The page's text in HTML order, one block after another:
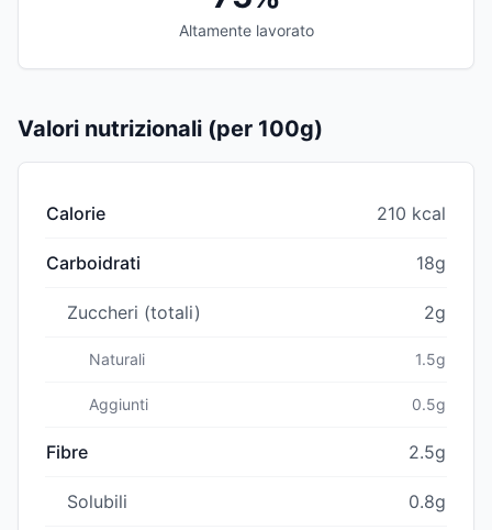
Altamente lavorato
Valori nutrizionali (per 100g)
Calorie 210 kcal
Carboidrati 18g
Zuccheri (totali) 2g
Naturali 1.5g
Aggiunti 0.5g
Fibre 2.5g
Solubili 0.8g